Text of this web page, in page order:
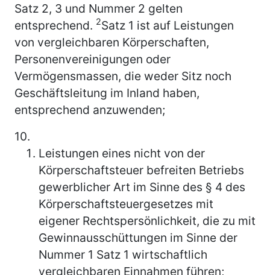
Satz 2, 3 und Nummer 2 gelten
entsprechend. 2Satz 1 ist auf Leistungen
von vergleichbaren Körperschaften,
Personenvereinigungen oder
Vermögensmassen, die weder Sitz noch
Geschäftsleitung im Inland haben,
entsprechend anzuwenden;
10.
Leistungen eines nicht von der
Körperschaftsteuer befreiten Betriebs
gewerblicher Art im Sinne des § 4 des
Körperschaftsteuergesetzes mit
eigener Rechtspersönlichkeit, die zu mit
Gewinnausschüttungen im Sinne der
Nummer 1 Satz 1 wirtschaftlich
vergleichbaren Einnahmen führen;